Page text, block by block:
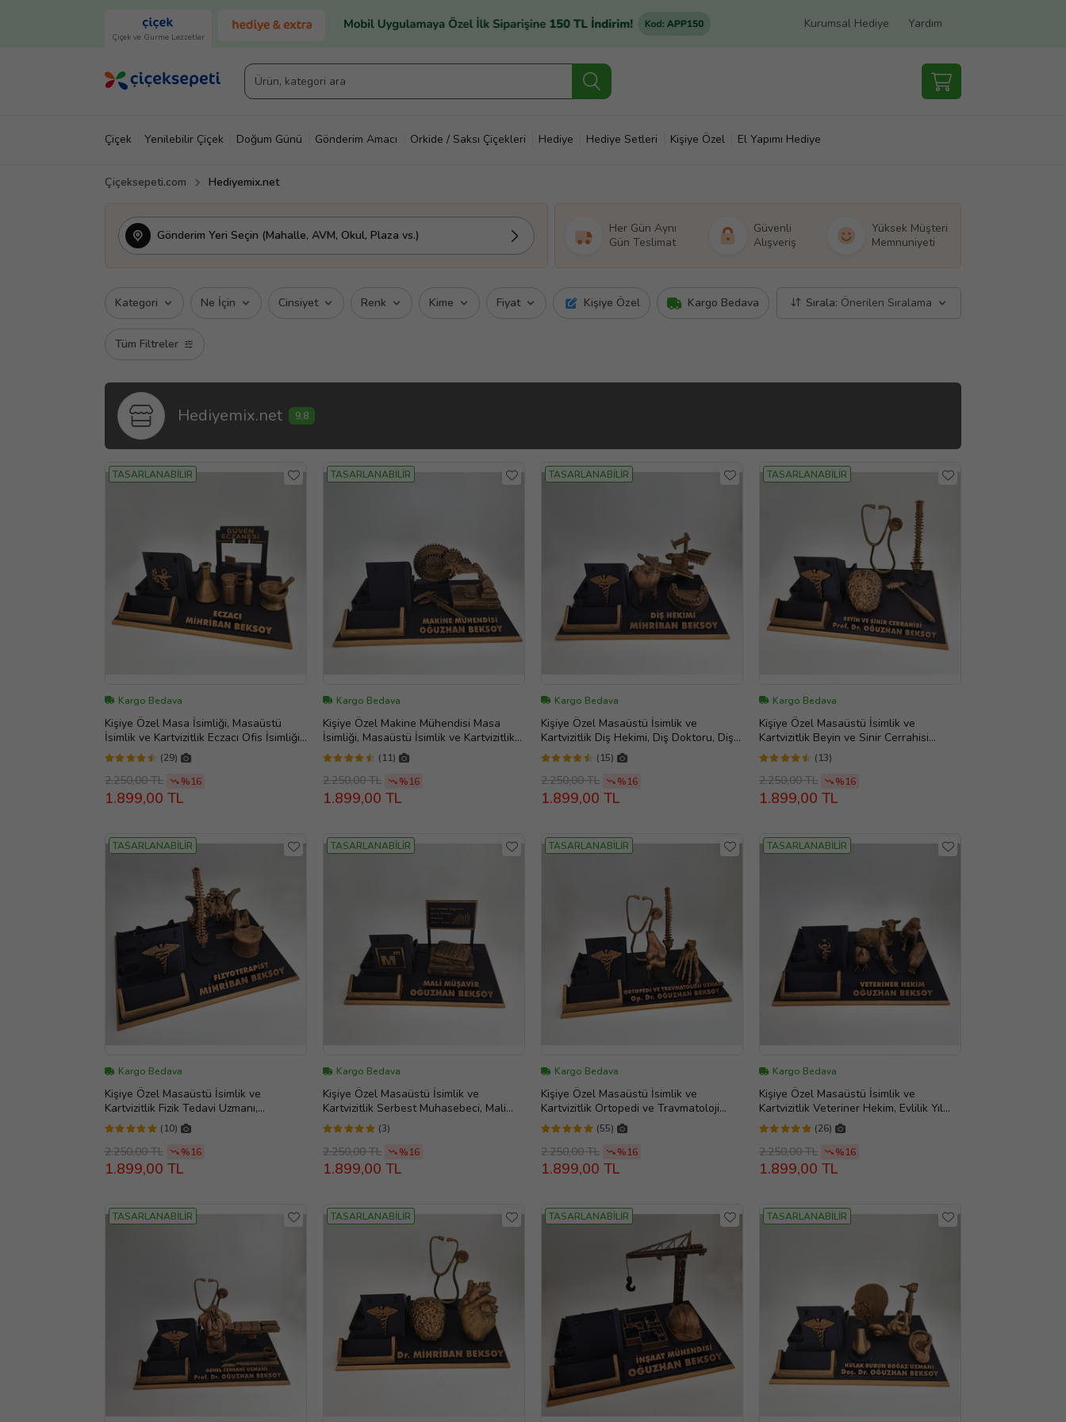
Çiçek ve Gurme Lezzetler
Kurumsal Hediye Yardım
Çiçek Yenilebilir Çiçek Doğum Günü Gönderim Amacı Orkide / Saksı Çiçekleri Hediye Hediye Setleri Kişiye Özel El Yapımı Hediye
Çiçeksepeti.com Hediyemix.net
Gönderim Yeri Seçin (Mahalle, AVM, Okul, Plaza vs.)
Her Gün Aynı
Gün Teslimat
Güvenli
Alışveriş
Yüksek Müşteri
Memnuniyeti
Kategori Ne İçin Cinsiyet Renk Kime Fiyat Kişiye Özel Kargo Bedava
Tüm Filtreler
Sırala: Önerilen Sıralama
Hediyemix.net 9,8
TASARLANABİLİR
Kargo Bedava
Kişiye Özel Masa İsimliği, Masaüstü
İsimlik ve Kartvizitlik Eczacı Ofis İsimliği
Eczacı Hediyesi, Doğum Günü ve Evlilik
Yıldönümü Hediyesi
(29)
2.250,00 TL %16
1.899,00 TL
TASARLANABİLİR
Kargo Bedava
Kişiye Özel Makine Mühendisi Masa
İsimliği, Masaüstü İsimlik ve Kartvizitlik
Makine Mühendisi Ofis İsimliği Makine
Mühendisi Hediyesi, Doğum Günü ve
Evlilik Yıldönümü Hediyesi
(11)
2.250,00 TL %16
1.899,00 TL
TASARLANABİLİR
Kargo Bedava
Kişiye Özel Masaüstü İsimlik ve
Kartvizitlik Diş Hekimi, Diş Doktoru, Diş
Teknisyeni, Ortodontist, Evlilik Yıl
dönümü hediyesi, Ofis Hediye, Doğum
Günü Hediyesi, Kişiye Özel İsimlik, Masa
İsimliği, Yeni İş Hediyesi
(15)
2.250,00 TL %16
1.899,00 TL
TASARLANABİLİR
Kargo Bedava
Kişiye Özel Masaüstü İsimlik ve
Kartvizitlik Beyin ve Sinir Cerrahisi
Doktora Hediye, Evlilik Yıl dönümü
hediyesi, Ofis Hediye, Doğum Günü
Hediyesi, Kişiye Özel İsimlik, Masa
İsimliği, Yeni İş Hediyesi
(13)
2.250,00 TL %16
1.899,00 TL
TASARLANABİLİR
Kargo Bedava
Kişiye Özel Masaüstü İsimlik ve
Kartvizitlik Fizik Tedavi Uzmanı,
Fizyoterapist, Doktora Hediye, Evlilik Yıl
dönümü hediyesi, Ofis Hediye, Doğum
Günü Hediyesi, Kişiye Özel İsimlik, Masa
İsimliği, Yeni İş Hediyesi
(10)
2.250,00 TL %16
1.899,00 TL
TASARLANABİLİR
Kargo Bedava
Kişiye Özel Masaüstü İsimlik ve
Kartvizitlik Serbest Muhasebeci, Mali
Müşavir Evlilik Yıl dönümü hediyesi, Ofis
Hediye, Doğum Günü Hediyesi, Kişiye
Özel İsimlik, Masa İsimliği, Yeni İş
Hediyesi
(3)
2.250,00 TL %16
1.899,00 TL
TASARLANABİLİR
Kargo Bedava
Kişiye Özel Masaüstü İsimlik ve
Kartvizitlik Ortopedi ve Travmatoloji
Doktoru, Doktora Hediye, Evlilik Yıl
dönümü hediyesi, Ofis Hediye, Doğum
Günü Hediyesi, Kişiye Özel İsimlik, Masa
İsimliği, Yeni İş Hediyesi
(55)
2.250,00 TL %16
1.899,00 TL
TASARLANABİLİR
Kargo Bedava
Kişiye Özel Masaüstü İsimlik ve
Kartvizitlik Veteriner Hekim, Evlilik Yıl
dönümü hediyesi, Ofis Hediye, Doğum
Günü Hediyesi, Kişiye Özel İsimlik, Masa
İsimliği, Yeni İş Hediyesi
(26)
2.250,00 TL %16
1.899,00 TL
TASARLANABİLİR TASARLANABİLİR TASARLANABİLİR TASARLANABİLİR